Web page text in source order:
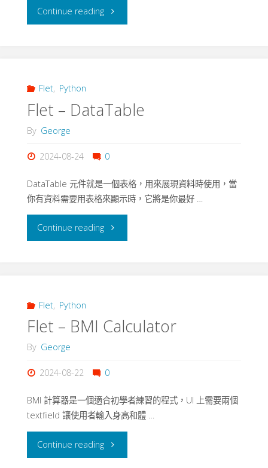
同
Continue reading"Flet
Multiplication
99
乘
法
Flet, Python
Flet – DataTable
By George
2024-08-24 0
DataTable 元件就是一個表格，用來展現資料時使用，當
你有資料需要用表格來顯示時，它將是你最好 …
Continue reading"Flet
Flet, Python
Flet – BMI Calculator
By George
2024-08-22 0
BMI 計算器是一個適合初學者練習的程式，UI 上需要兩個
textfield 讓使用者輸入身高和體 …
Continue reading"Flet